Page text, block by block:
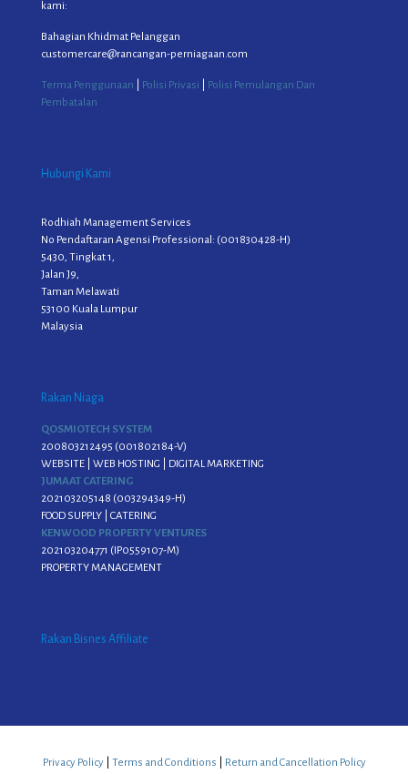
kami:
Bahagian Khidmat Pelanggan
customercare@rancangan-perniagaan.com
Terma Penggunaan Polisi Privasi
Polisi Pemulangan Dan
Pembatalan
Hubungi Kami
Rodhiah Management Services
No Pendaftaran Agensi Professional: (001830428-H)
5430, Tingkat 1,
Jalan J9,
Taman Melawati
53100 Kuala Lumpur
Malaysia
Rakan Niaga
QOSMIOTECH SYSTEM
200803212495 (001802184-V)
WEBSITE | WEB HOSTING | DIGITAL MARKETING
JUMAAT CATERING
202103205148 (003294349-H)
FOOD SUPPLY | CATERING
KENWOOD PROPERTY VENTURES
202103204771 (IP0559107-M)
PROPERTY MANAGEMENT
Rakan Bisnes Affiliate
Privacy Policy| Terms and Conditions Return and Cancellation Policy